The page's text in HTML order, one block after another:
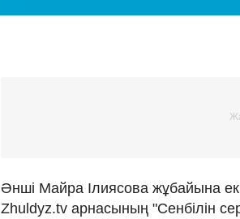
Әнші Майра Ілиясова жұбайына
Zhuldyz.tv арнасының "Сенбілін